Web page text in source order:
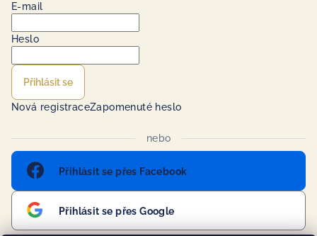
E-mail
Heslo
Přihlásit se
Nová registraceZapomenuté heslo
nebo
Přihlásit se přes Facebook
Přihlásit se přes Google